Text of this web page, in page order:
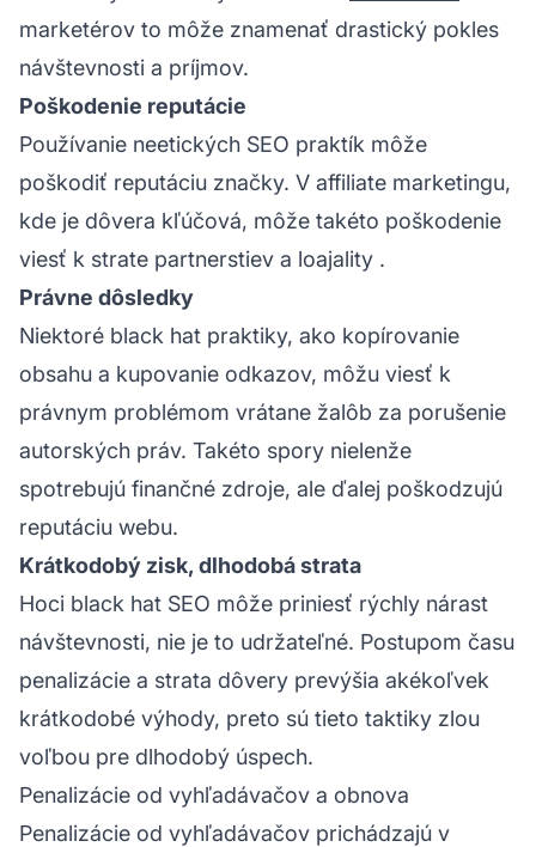
marketérov to môže znamenať drastický pokles
návštevnosti a príjmov.
Poškodenie reputácie
Používanie neetických SEO praktík môže
poškodiť reputáciu značky. V affiliate marketingu,
kde je dôvera kľúčová, môže takéto poškodenie
viesť k strate partnerstiev a loajality .
Právne dôsledky
Niektoré black hat praktiky, ako kopírovanie
obsahu a kupovanie odkazov, môžu viesť k
právnym problémom vrátane žalôb za porušenie
autorských práv. Takéto spory nielenže
spotrebujú finančné zdroje, ale ďalej poškodzujú
reputáciu webu.
Krátkodobý zisk, dlhodobá strata
Hoci black hat SEO môže priniesť rýchly nárast
návštevnosti, nie je to udržateľné. Postupom času
penalizácie a strata dôvery prevýšia akékoľvek
krátkodobé výhody, preto sú tieto taktiky zlou
voľbou pre dlhodobý úspech.
Penalizácie od vyhľadávačov a obnova
Penalizácie od vyhľadávačov prichádzajú v